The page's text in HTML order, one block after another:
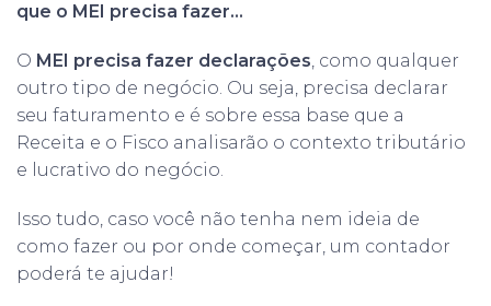
que o MEI precisa fazer…
O MEI precisa fazer declarações, como qualquer
outro tipo de negócio. Ou seja, precisa declarar
seu faturamento e é sobre essa base que a
Receita e o Fisco analisarão o contexto tributário
e lucrativo do negócio.
Isso tudo, caso você não tenha nem ideia de
como fazer ou por onde começar, um contador
poderá te ajudar!